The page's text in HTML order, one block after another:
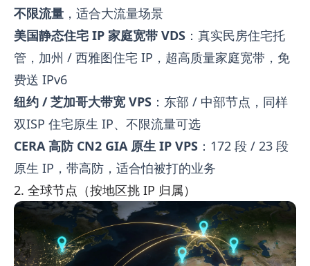
不限流量 ，适合大流量场景
美国静态住宅 IP 家庭宽带 VDS ：真实民房住宅托
管，加州 / 西雅图住宅 IP，超高质量家庭宽带，免
费送 IPv6
纽约 / 芝加哥大带宽 VPS ：东部 / 中部节点，同样
双ISP 住宅原生 IP、不限流量可选
CERA 高防 CN2 GIA 原生 IP VPS ：172 段 / 23 段
原生 IP，带高防，适合怕被打的业务
2. 全球节点（按地区挑 IP 归属）